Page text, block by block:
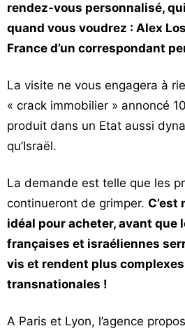
rendez-vous personnalisé,
quand vous voudrez : Alex
France d’un correspondant
La visite ne vous engagera à
« crack immobilier » annoncé
produit dans un Etat aussi
qu’Israël.
La demande est telle que les
continueront de grimper. C’est
idéal pour acheter, avant que
françaises et israéliennes
vis et rendent plus
transnationales !
A Paris et Lyon, l’agence